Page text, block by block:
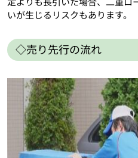
いが生じるリスクもあります。
◇売り先行の流れ